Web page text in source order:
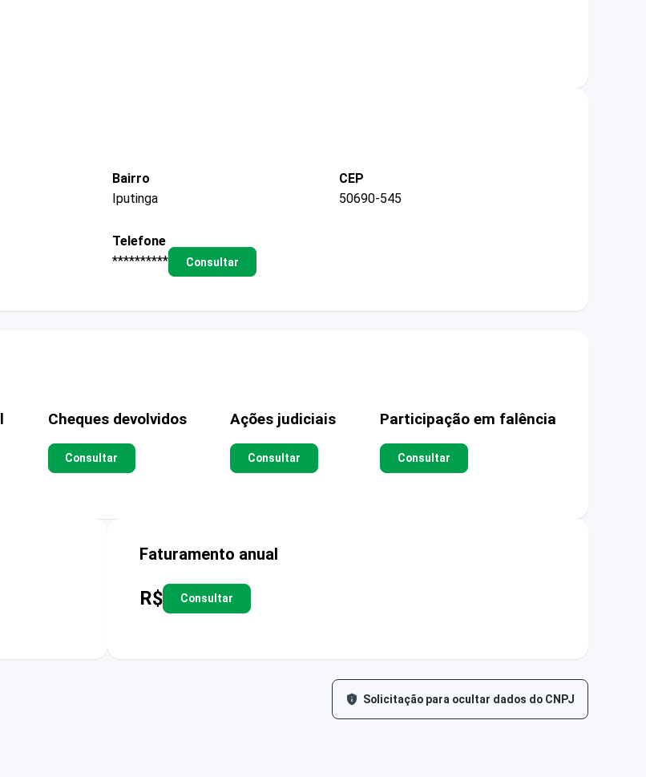
Bairro
Iputinga
CEP
50690-545
Telefone
**********
Consultar
Cheques devolvidos
Consultar
Ações judiciais
Consultar
Participação em falência
Consultar
Faturamento anual
R$ Consultar
Solicitação para ocultar dados do CNPJ